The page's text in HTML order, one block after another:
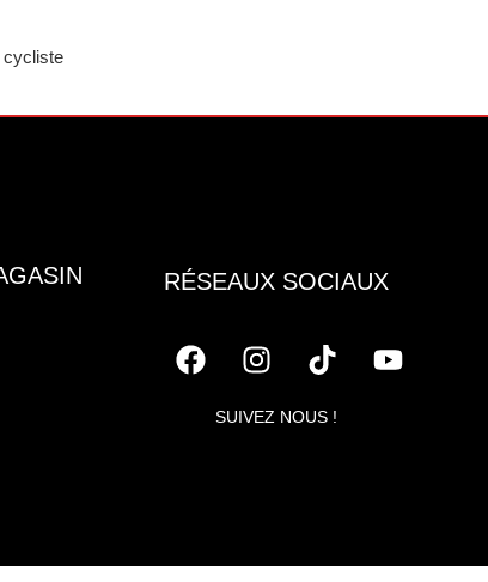
cycliste
RÉSEAUX SOCIAUX
SUIVEZ NOUS !